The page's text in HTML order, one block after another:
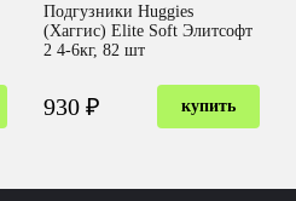
Подгузники Huggies
(Хаггис) Elite Soft Элитсофт
2 4-6кг, 82 шт
930 ₽ купить